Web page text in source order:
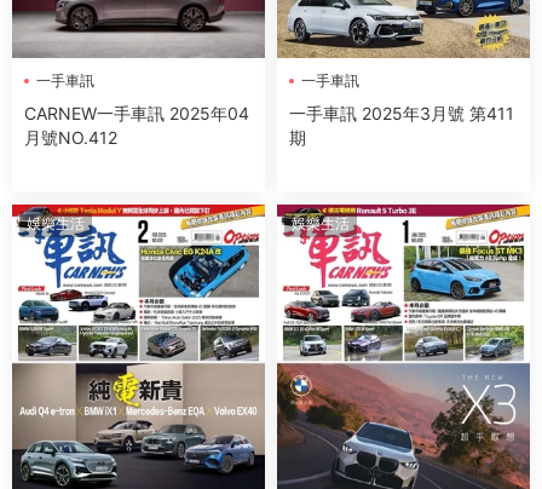
一手車訊
CARNEW一手車訊 2025年04
月號NO.412
一手車訊
一手車訊 2025年3月號 第411
期
娛樂生活 娛樂生活